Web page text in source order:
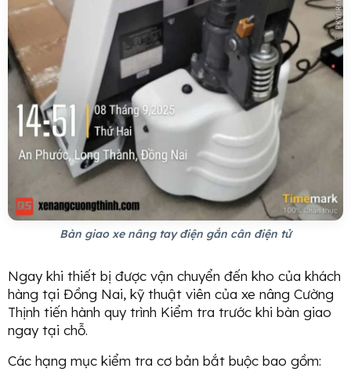
Bàn giao xe nâng tay điện gắn cân điện tử
Ngay khi thiết bị được vận chuyển đến kho của khách
hàng tại Đồng Nai, kỹ thuật viên của xe nâng Cường
Thịnh tiến hành quy trình Kiểm tra trước khi bàn giao
ngay tại chỗ.
Các hạng mục kiểm tra cơ bản bắt buộc bao gồm: